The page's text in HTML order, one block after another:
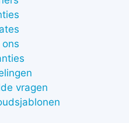
ons
vragen